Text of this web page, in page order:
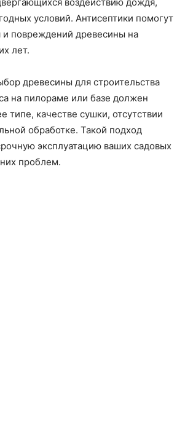
условий. Антисептики помогут
и повреждений древесины на
лет.
древесины для строительства
на пилораме или базе должен
типе, качестве сушки, отсутствии
обработке. Такой подход
эксплуатацию ваших садовых
проблем.